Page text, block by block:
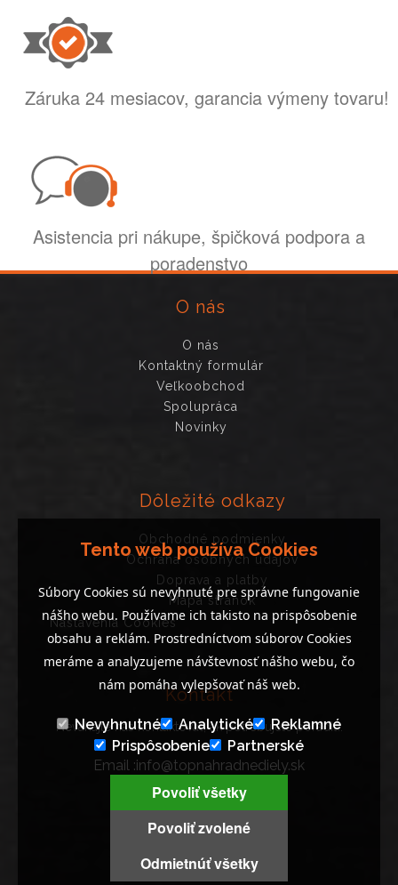
Záruka 24 mesiacov, garancia výmeny tovaru!
Asistencia pri nákupe, špičková podpora a
poradenstvo
O nás
O nás
Kontaktný formulár
Veľkoobchod
Spolupráca
Novinky
Dôležité odkazy
Obchodné podmienky
Ochrana osobných údajov
Doprava a platby
Mapa stránok
Nastavenia Cookies
Kontakt
Neváhajte nás kontaktovať, ak potrebujete poradiť..
Email :info@topnahradnediely.sk
Tel : +421 919 278 288
9:00 - 14:00 ( PO - PI )
Tento web používa Cookies
Súbory Cookies sú nevyhnuté pre správne fungovanie
nášho webu. Používame ich takisto na prispôsobenie
obsahu a reklám. Prostredníctvom súborov Cookies
meráme a analyzujeme návštevnosť nášho webu, čo
nám pomáha vylepšovať náš web.
Nevyhnutné Analytické
Reklamné
Prispôsobenie
Partnerské
Povoliť všetky
Povoliť zvolené
Odmietnúť všetky